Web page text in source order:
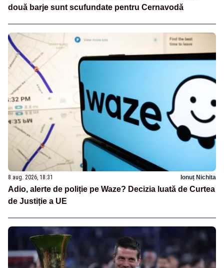
două barje sunt scufundate pentru Cernavodă
8 aug. 2026, 18:31 Ionuț Nichita
Adio, alerte de poliție pe Waze? Decizia luată de Curtea
de Justiție a UE